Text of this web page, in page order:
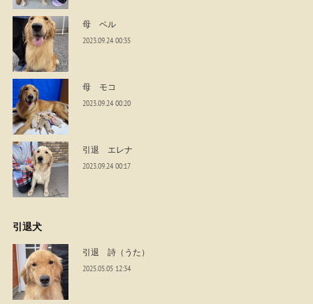
母 ベル
2023.09.24 00:35
母 モコ
2023.09.24 00:20
引退 エレナ
2023.09.24 00:17
引退犬
引退 詩（うた）
2025.05.05 12:34